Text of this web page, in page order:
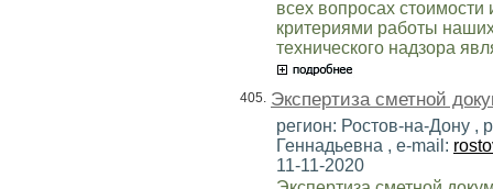
всех вопросах
критериями работы
технического надзора
405. Экспертиза сметной
регион: Ростов-на-Дону ,
Геннадьевна , e-mail:
11-11-2020